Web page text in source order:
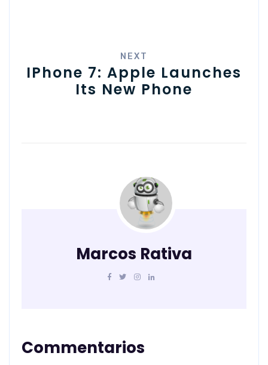
NEXT
IPhone 7: Apple Launches
Its New Phone
Marcos Rativa
Commentarios